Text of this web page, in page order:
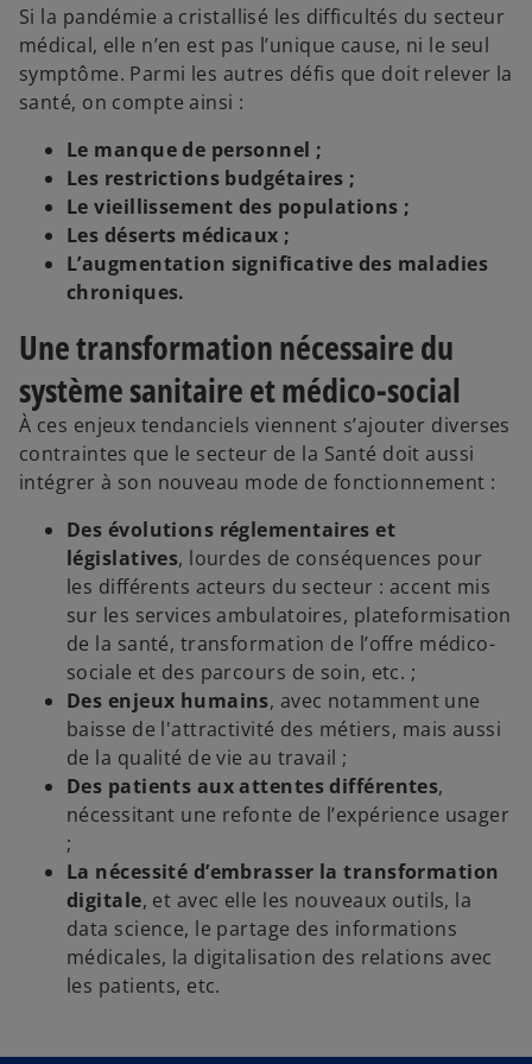
Si la pandémie a cristallisé les difficultés du secteur
médical, elle n’en est pas l’unique cause, ni le seul
symptôme. Parmi les autres défis que doit relever la
santé, on compte ainsi :
Le manque de personnel ;
Les restrictions budgétaires ;
Le vieillissement des populations ;
Les déserts médicaux ;
L’augmentation significative des maladies
chroniques.
Une transformation nécessaire du
système sanitaire et médico-social
À ces enjeux tendanciels viennent s’ajouter diverses
contraintes que le secteur de la Santé doit aussi
intégrer à son nouveau mode de fonctionnement :
Des évolutions réglementaires et
législatives, lourdes de conséquences pour
les différents acteurs du secteur : accent mis
sur les services ambulatoires, plateformisation
de la santé, transformation de l’offre médico-
sociale et des parcours de soin, etc. ;
Des enjeux humains, avec notamment une
baisse de l'attractivité des métiers, mais aussi
de la qualité de vie au travail ;
Des patients aux attentes différentes,
nécessitant une refonte de l’expérience usager
;
La nécessité d’embrasser la transformation
digitale, et avec elle les nouveaux outils, la
data science, le partage des informations
médicales, la digitalisation des relations avec
les patients, etc.